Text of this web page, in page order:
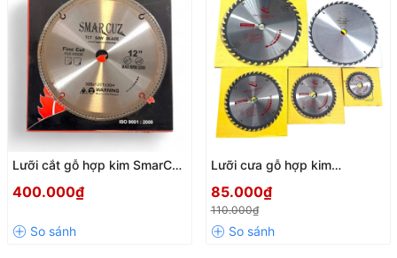
Lưỡi cắt gỗ hợp kim SmarCuz
100/120 răng, Cưa cắt gỗ
400.000₫
Lưỡi cưa gỗ hợp kim
110mm - 400mm chính hãng,
Lưỡi cắt gỗ cao cấp chịu mài
mòn, đường cắt siêu mịn
85.000₫
110.000₫